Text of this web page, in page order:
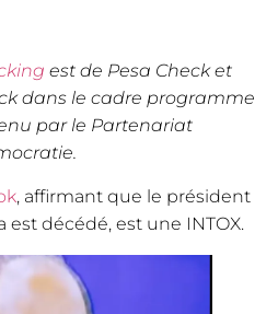
est de Pesa Check et
dans le cadre programme
par le Partenariat
, affirmant que le président
est décédé, est une INTOX.